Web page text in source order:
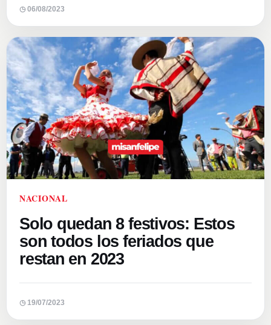
◷ 06/08/2023
NACIONAL
Solo quedan 8 festivos: Estos
son todos los feriados que
restan en 2023
◷ 19/07/2023